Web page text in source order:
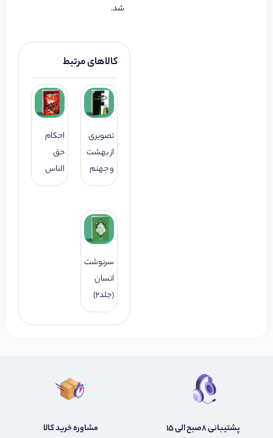
شد.
کالاهای مرتبط
تصویری
از بهشت
و جهنم
احکام
حق
الناس
سرنوشت
انسان
(جلد2)
پشتیبانی 8صبح الی 15 مشاوره خرید کالا